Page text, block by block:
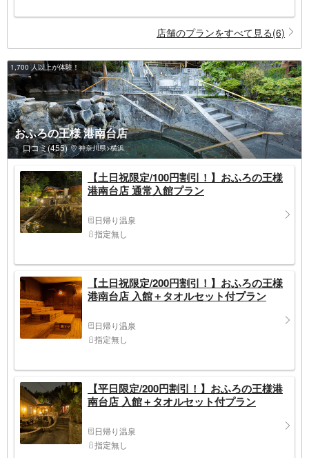
店舗のプランをすべて見る(6)
1,700 人以上が体験！
おふろの王様 港南台店
口コミ(455) 神奈川県>横浜
【土日祝限定/100円割引！】おふろの王様
港南台店 通常入館プラン
日帰り温泉
指定無し
【土日祝限定/200円割引！】おふろの王様
港南台店 入館＋タオルセット付プラン
日帰り温泉
指定無し
【平日限定/200円割引！】おふろの王様港
南台店 入館＋タオルセット付プラン
日帰り温泉
指定無し